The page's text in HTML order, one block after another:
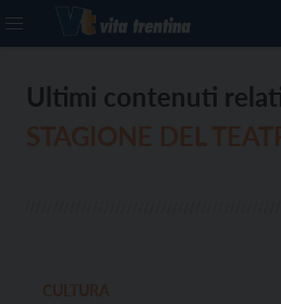
Ultimi contenuti